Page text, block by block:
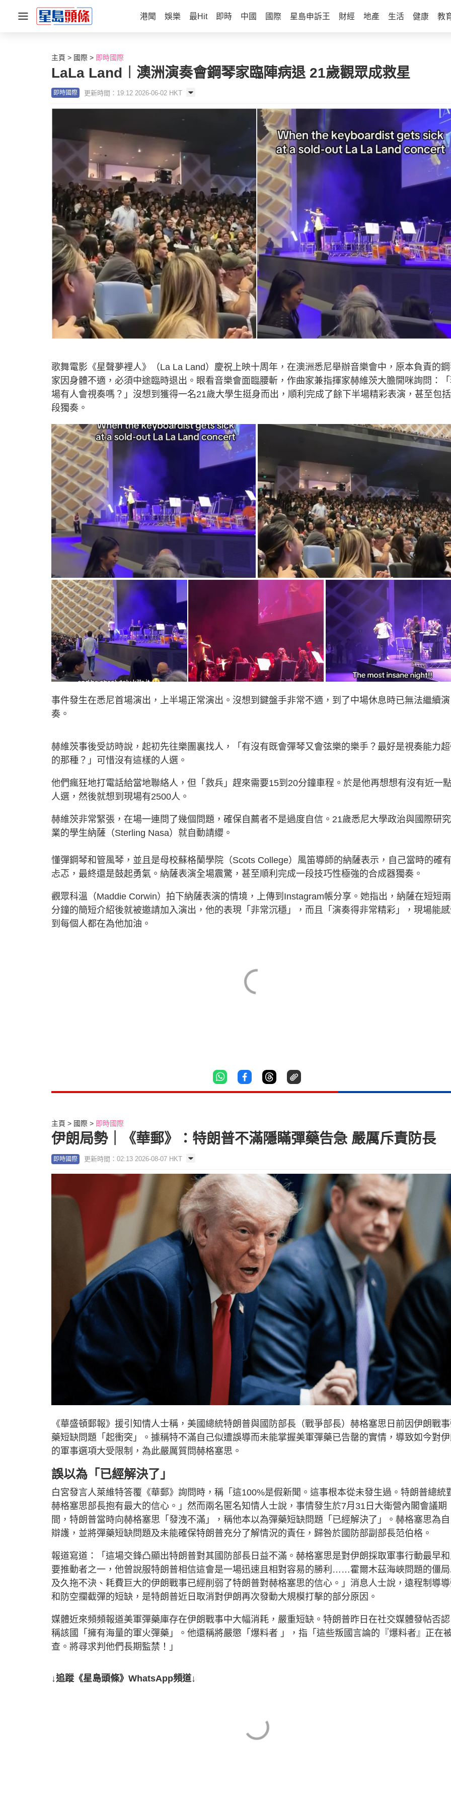
港聞 娛樂 最Hit 即時 中國 國際 星島申訴王 財經 地產 生活 健康 教
主頁 國際 即時國際
LaLa Land︱澳洲演奏會鋼琴家臨陣病退 21歲觀眾成救星
即時國際 更新時間：19:12 2026-06-02 HKT
歌舞電影《星聲夢裡人》（La La Land）慶祝上映十周年，在澳洲悉尼舉辦音樂會中，原本負責的
家因身體不適，必須中途臨時退出。眼看音樂會面臨腰斬，作曲家兼指揮家赫維茨大膽開咪詢問：
場有人會視奏嗎？」沒想到獲得一名21歲大學生挺身而出，順利完成了餘下半場精彩表演，甚至包
段獨奏。
事件發生在悉尼首場演出，上半場正常演出。沒想到鍵盤手非常不適，到了中場休息時已無法繼續演
奏。
赫維茨事後受訪時說，起初先往樂團裏找人，「 有沒有既會彈琴又會弦樂的樂手？最好是視奏能力
的那種？」可惜沒有這樣的人選。
他們瘋狂地打電話給當地聯絡人，但「救兵」趕來需要15到20分鐘車程。於是他再想想有沒有近一
人選，然後就想到現場有2500人。
赫維茨非常緊張，在場一連問了幾個問題，確保自薦者不是過度自信。21歲悉尼大學政治與國際研
業的學生納薩（Sterling Nasa）就自動請纓。
懂彈鋼琴和管風琴，並且是母校蘇格蘭學院（Scots College）風笛導師的納薩表示，自己當時的確
忐忑，最終還是鼓起勇氣。納薩表演全場震驚，甚至順利完成一段技巧性極強的合成器獨奏。
觀眾科溫（Maddie Corwin）拍下納薩表演的情境，上傳到Instagram帳分享。她指出，納薩在短短
分鐘的簡短介紹後就被邀請加入演出，他的表現「非常沉穩」，而且「演奏得非常精彩」，現場能
到每個人都在為他加油。
主頁 國際 即時國際
伊朗局勢｜《華郵》：特朗普不滿隱瞞彈藥告急 嚴厲斥責防長
即時國際 更新時間：02:13 2026-08-07 HKT
《華盛頓郵報》援引知情人士稱，美國總統特朗普與國防部長（戰爭部長）赫格塞思日前因伊朗戰
藥短缺問題「起衝突」。據稱特不滿自己似遭誤導而未能掌握美軍彈藥已告罄的實情，導致如今對
的軍事選項大受限制，為此嚴厲質問赫格塞思。
誤以為「已經解決了」
白宮發言人萊維特答覆《華郵》詢問時，稱「這100%是假新聞。這事根本從未發生過。特朗普總統
赫格塞思部長抱有最大的信心。」然而兩名匿名知情人士說，事情發生於7月31日大衛營內閣會議期
間，特朗普當時向赫格塞思「發洩不滿」，稱他本以為彈藥短缺問題「已經解決了」。赫格塞思為
辯護，並將彈藥短缺問題及未能確保特朗普充分了解情況的責任，歸咎於國防部副部長范伯格。
報道寫道：「這場交鋒凸顯出特朗普對其國防部長日益不滿。赫格塞思是對伊朗採取軍事行動最早
要推動者之一，他曾說服特朗普相信這會是一場迅速且相對容易的勝利……霍爾木茲海峽問題的僵
及久拖不決、耗費巨大的伊朗戰事已經削弱了特朗普對赫格塞思的信心。」消息人士說，遠程制導
和防空攔截彈的短缺，是特朗普近日取消對伊朗再次發動大規模打擊的部分原因。
媒體近來頻頻報道美軍彈藥庫存在伊朗戰事中大幅消耗，嚴重短缺。特朗普昨日在社交媒體發帖否
稱該國「擁有海量的軍火彈藥」。他還稱將嚴懲「爆料者 」，指「這些叛國言論的『爆料者』正在
查。將尋求判他們長期監禁！」
↓追蹤《星島頭條》WhatsApp頻道↓